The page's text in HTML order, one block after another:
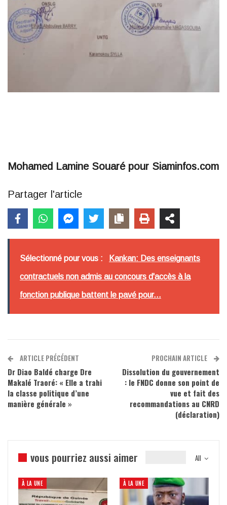
Mohamed Lamine Souaré pour Siaminfos.com
Partager l'article
Sélectionné pour vous : Kankan: Des enseignants
contractuels non admis au concours d'accès à la
fonction publique battent le pavé pour...
ARTICLE PRÉCÉDENT
Dr Diao Baldé charge Dre
Makalé Traoré: « Elle a trahi
la classe politique d’une
manière générale »
PROCHAIN ARTICLE
Dissolution du gouvernement
: le FNDC donne son point de
vue et fait des
recommandations au CNRD
(déclaration)
All
vous pourriez aussi aimer
À LA UNE À LA UNE